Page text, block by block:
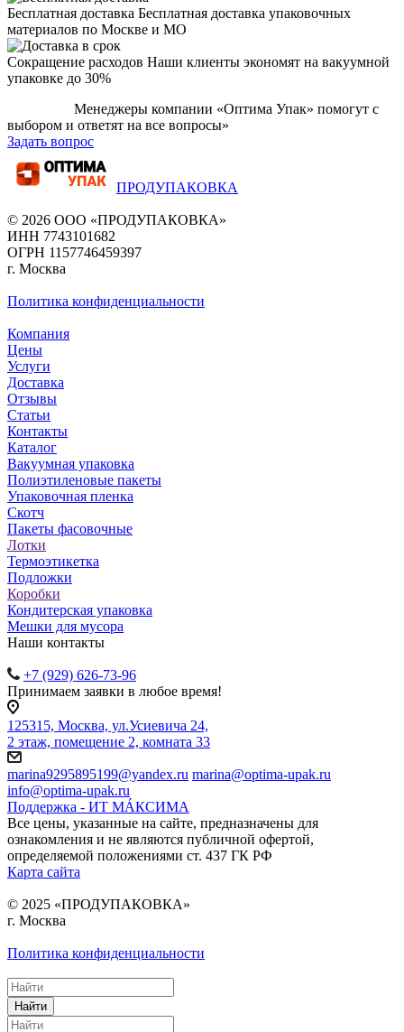
Бесплатная доставка Бесплатная доставка упаковочных
материалов по Москве и МО
Сокращение расходов Наши клиенты экономят на вакуумной
упаковке до 30%
Менеджеры компании «Оптима Упак» помогут с
выбором и ответят на все вопросы»
Задать вопрос
ПРОДУПАКОВКА
© 2026 ООО «ПРОДУПАКОВКА»
ИНН 7743101682
ОГРН 1157746459397
г. Москва
Политика конфиденциальности
Компания
Цены
Услуги
Доставка
Отзывы
Статьи
Контакты
Каталог
Вакуумная упаковка
Полиэтиленовые пакеты
Упаковочная пленка
Скотч
Пакеты фасовочные
Лотки
Термоэтикетка
Подложки
Коробки
Кондитерская упаковка
Мешки для мусора
Наши контакты
+7 (929) 626-73-96
Принимаем заявки в любое время!
125315, Москва, ул.Усиевича 24,
2 этаж, помещение 2, комната 33
marina9295895199@yandex.ru marina@optima-upak.ru
info@optima-upak.ru
Поддержка - ИТ МÁКСИМА
Все цены, указанные на сайте, предназначены для
ознакомления и не являются публичной офертой,
определяемой положениями ст. 437 ГК РФ
Карта сайта
© 2025 «ПРОДУПАКОВКА»
г. Москва
Политика конфиденциальности
Найти